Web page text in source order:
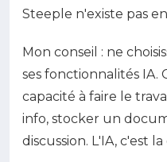
Steeple n'existe pas
Mon conseil : ne
ses fonctionnalités IA.
capacité à faire le
info, stocker un
discussion. L'IA, c'est